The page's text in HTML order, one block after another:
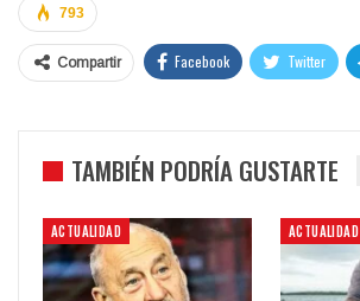
793
Compartir Facebook Twitter
TAMBIÉN PODRÍA GUSTARTE
ACTUALIDAD ACTUALIDAD